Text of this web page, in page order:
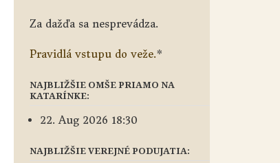
Za dažďa sa nesprevádza.
Pravidlá vstupu do veže.*
NAJBLIŽŠIE OMŠE PRIAMO NA
KATARÍNKE:
22. Aug 2026 18:30
NAJBLIŽŠIE VEREJNÉ PODUJATIA: